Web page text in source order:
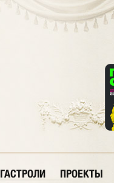
ГАСТРОЛИ ПРОЕКТЫ